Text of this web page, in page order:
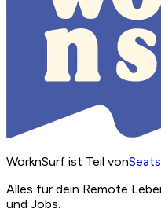
WorknSurf ist Teil von
Alles für dein Remote
und Jobs.